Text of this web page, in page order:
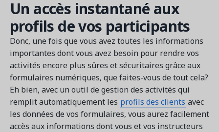
Un accès instantané aux
profils de vos participants
Donc, une fois que vous avez toutes les informations
importantes dont vous avez besoin pour rendre vos
activités encore plus sûres et sécuritaires grâce aux
formulaires numériques, que faites-vous de tout cela?
Eh bien, avec un outil de gestion des activités qui
remplit automatiquement les profils des clients avec
les données de vos formulaires, vous aurez facilement
accès aux informations dont vous et vos instructeurs